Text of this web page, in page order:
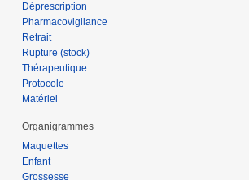
Déprescription
Pharmacovigilance
Retrait
Rupture (stock)
Thérapeutique
Protocole
Matériel
Organigrammes
Maquettes
Enfant
Grossesse